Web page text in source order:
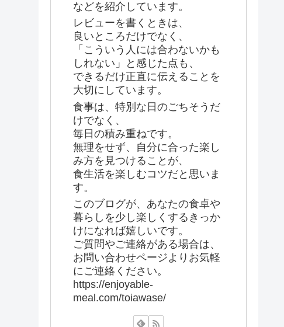
などを紹介しています。
レビューを書くときは、
良いところだけでなく、
「こういう人には合わないかも
しれない」と感じた点も、
できるだけ正直に伝えることを
大切にしています。
食事は、特別な日のごちそうだ
けでなく、
毎日の積み重ねです。
無理をせず、自分に合った楽し
み方を見つけることが、
食生活を楽しむコツだと思いま
す。
このブログが、あなたの食卓や
暮らしを少し楽しくするきっか
けになれば嬉しいです。
ご質問やご連絡がある場合は、
お問い合わせページよりお気軽
にご連絡ください。
https://enjoyable-
meal.com/toiawase/